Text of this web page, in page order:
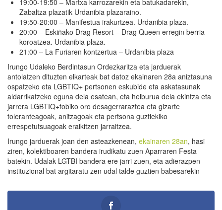
19:00-19:50 – Martxa karrozarekin eta batukadarekin,
Zabaltza plazatik Urdanibia plazaraino.
19:50-20:00 – Manifestua irakurtzea. Urdanibia plaza.
20:00 – Eskiñako Drag Resort – Drag Queen erregin berria
koroatzea. Urdanibia plaza.
21:00 – La Furiaren kontzertua – Urdanibia plaza
Irungo Udaleko Berdintasun Ordezkaritza eta jarduerak
antolatzen dituzten elkarteak bat datoz ekainaren 28a aniztasuna
ospatzeko eta LGBTIQ+ pertsonen eskubide eta askatasunak
aldarrikatzeko eguna dela esatean, eta helburua dela ekintza eta
jarrera LGBTIQ+fobiko oro desagerraraztea eta gizarte
toleranteagoak, anitzagoak eta pertsona guztiekiko
errespetutsuagoak eraikitzen jarraitzea.
Irungo jarduerak joan den asteazkenean, ekainaren 28an, hasi
ziren, kolektiboaren bandera irudikatu zuen Aparraren Festa
batekin. Udalak LGTBI bandera ere jarri zuen, eta adierazpen
instituzional bat argitaratu zen udal talde guztien babesarekin